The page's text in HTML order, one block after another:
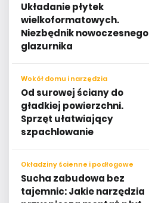
Układanie płytek
wielkoformatowych.
Niezbędnik nowoczesnego
glazurnika
Wokół domu i narzędzia
Od surowej ściany do
gładkiej powierzchni.
Sprzęt ułatwiający
szpachlowanie
Okładziny ścienne i podłogowe
Sucha zabudowa bez
tajemnic: Jakie narzędzia